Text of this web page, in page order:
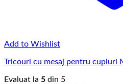
Add to Wishlist
Tricouri cu mesaj pentru cupluri
Evaluat la 5 din 5